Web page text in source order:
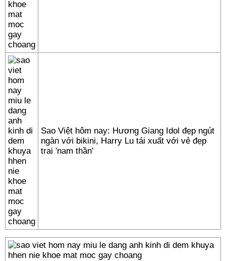
Sao Việt hôm nay: Hương Giang Idol đẹp ngút
ngàn với bikini, Harry Lu tái xuất với vẻ đẹp
trai 'nam thần'